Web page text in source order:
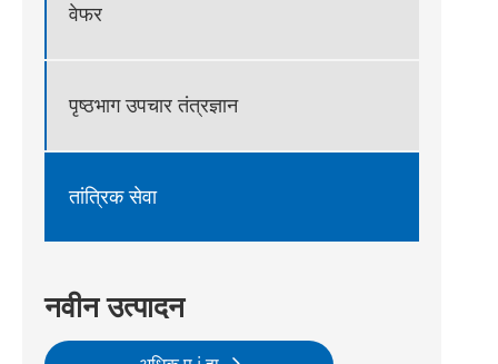
वेफर
पृष्ठभाग उपचार तंत्रज्ञान
तांत्रिक सेवा
नवीन उत्पादन